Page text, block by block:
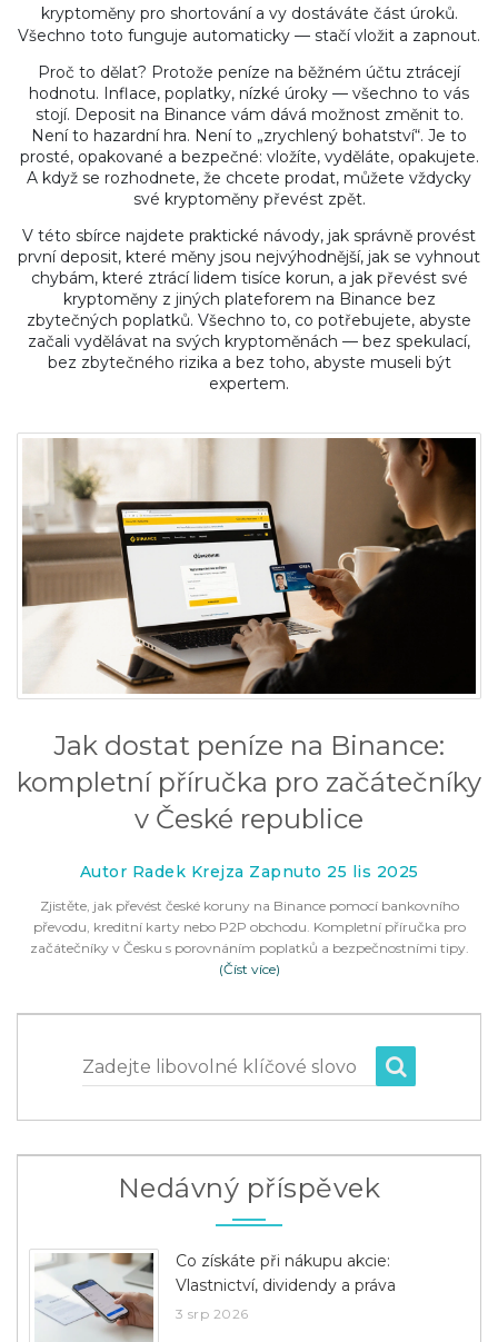
kryptoměny pro shortování a vy dostáváte část úroků.
Všechno toto funguje automaticky — stačí vložit a zapnout.
Proč to dělat? Protože peníze na běžném účtu ztrácejí
hodnotu. Inflace, poplatky, nízké úroky — všechno to vás
stojí. Deposit na Binance vám dává možnost změnit to.
Není to hazardní hra. Není to „zrychlený bohatství“. Je to
prosté, opakované a bezpečné: vložíte, vyděláte, opakujete.
A když se rozhodnete, že chcete prodat, můžete vždycky
své kryptoměny převést zpět.
V této sbírce najdete praktické návody, jak správně provést
první deposit, které měny jsou nejvýhodnější, jak se vyhnout
chybám, které ztrácí lidem tisíce korun, a jak převést své
kryptoměny z jiných plateforem na Binance bez
zbytečných poplatků. Všechno to, co potřebujete, abyste
začali vydělávat na svých kryptoměnách — bez spekulací,
bez zbytečného rizika a bez toho, abyste museli být
expertem.
Jak dostat peníze na Binance:
kompletní příručka pro začátečníky
v České republice
Autor Radek Krejza Zapnuto 25 lis 2025
Zjistěte, jak převést české koruny na Binance pomocí bankovního
převodu, kreditní karty nebo P2P obchodu. Kompletní příručka pro
začátečníky v Česku s porovnáním poplatků a bezpečnostními tipy.
(Číst více)
Zadejte libovolné klíčové slovo
Nedávný příspěvek
Co získáte při nákupu akcie:
Vlastnictví, dividendy a práva
3 srp 2026